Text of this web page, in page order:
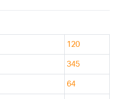
120
345
64